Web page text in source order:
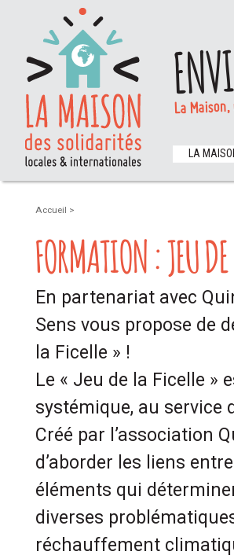
La
LA
Accueil >
FORMATION : JEU
En partenariat avec
Sens vous propose de
la Ficelle » !
Le « Jeu de la Ficelle »
systémique, au service
Créé par l’association
d’aborder les liens
éléments qui
diverses
réchauffement